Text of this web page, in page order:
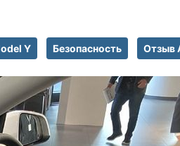
Y Безопасность Отзыв